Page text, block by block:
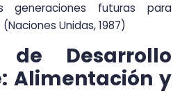
generaciones futuras para
Unidas, 1987)
de Desarrollo
Alimentación y